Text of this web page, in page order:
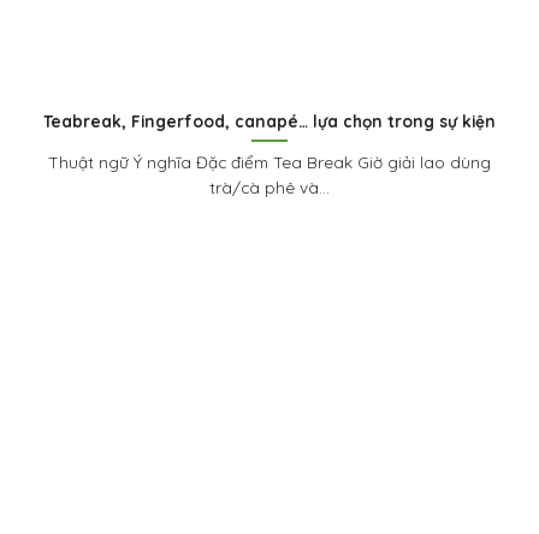
Teabreak, Fingerfood, canapé… lựa chọn trong sự kiện
Thuật ngữ Ý nghĩa Đặc điểm Tea Break Giờ giải lao dùng
trà/cà phê và...